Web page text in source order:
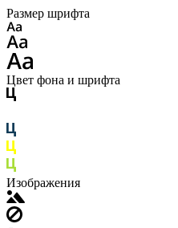
Размер шрифта
Цвет фона и шрифта
Изображения